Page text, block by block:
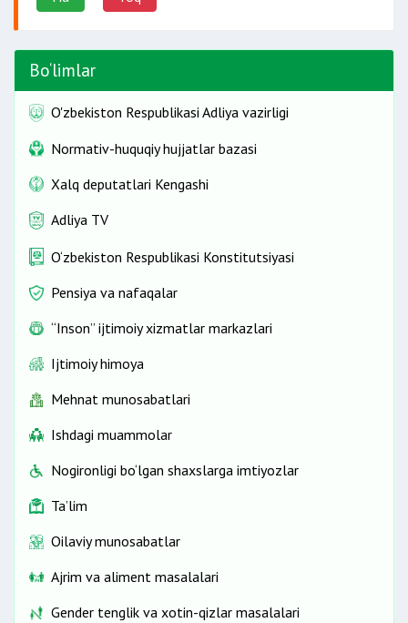
Bo‘limlar
O'zbekiston Respublikasi Adliya vazirligi
Normativ-huquqiy hujjatlar bazasi
Xalq deputatlari Kengashi
Adliya TV
O‘zbekiston Respublikasi Konstitutsiyasi
Pensiya va nafaqalar
“Inson” ijtimoiy xizmatlar markazlari
Ijtimoiy himoya
Mehnat munosabatlari
Ishdagi muammolar
Nogironligi bo‘lgan shaxslarga imtiyozlar
Ta’lim
Oilaviy munosabatlar
Ajrim va aliment masalalari
Gender tenglik va xotin-qizlar masalalari